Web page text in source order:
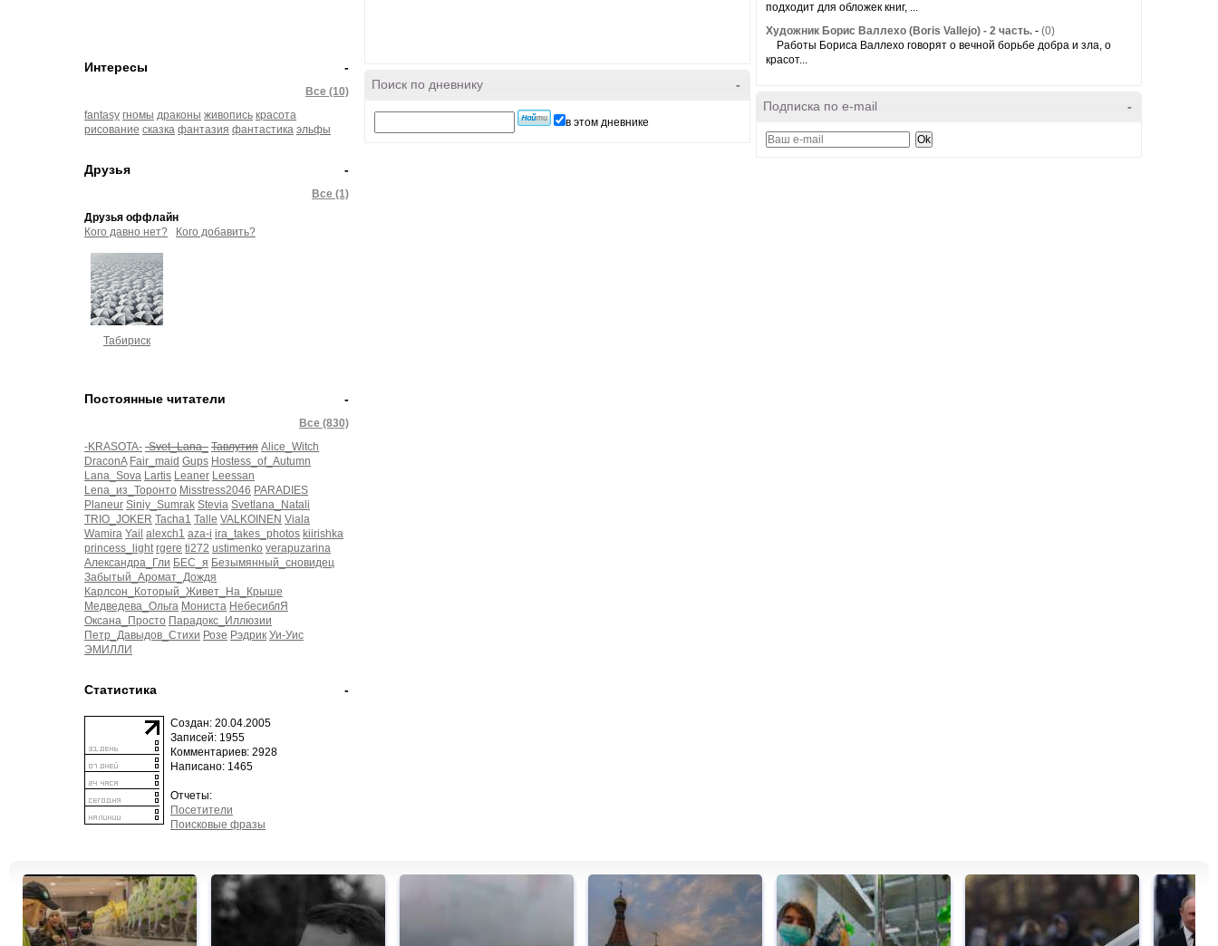
-
Интересы
Все (10)
fantasy гномы драконы живопись красота
рисование сказка фантазия фантастика эльфы
-
Друзья
Все (1)
Друзья оффлайн
Кого давно нет?
Кого добавить?
Табириск
-
Постоянные читатели
Все (830)
-KRASOTA- -Svet_Lana_ Тавлутия Alice_Witch
DraconA Fair_maid Gups Hostess_of_Autumn
Lana_Sova Lartis Leaner Leessan
Lena_из_Торонто Misstress2046 PARADIES
Planeur Siniy_Sumrak Stevia Svetlana_Natali
TRIO_JOKER Tacha1 Talle VALKOINEN Viala
Wamira Yail alexch1 aza-i ira_takes_photos kiirishka
princess_light rgere ti272 ustimenko verapuzarina
Александра_Гли БЕС_я Безымянный_сновидец
Забытый_Аромат_Дождя
Карлсон_Который_Живет_На_Крыше
Медведева_Ольга Мониста НебесиблЯ
Оксана_Просто Парадокс_Иллюзии
Петр_Давыдов_Стихи Розе Рэдрик Уи-Уис
ЭМИЛЛИ
-
Статистика
Создан: 20.04.2005
Записей: 1955
Комментариев: 2928
Написано: 1465
Отчеты:
Посетители
Поисковые фразы
-
Поиск по дневнику
в этом дневнике
подходит для обложек книг, ...
Художник Борис Валлeхо (Boris Vallejo) - 2 часть. - (0)
Работы Бориса Валлехо говорят о вечной борьбе добра и зла, о
красот...
-
Подписка по e-mail